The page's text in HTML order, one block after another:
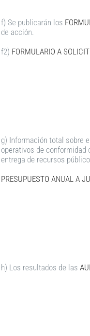
f) Se publicarán los
de acción.
f2) FORMULARIO A
g) Información total sobre
operativos de
entrega de recursos
PRESUPUESTO ANUAL A
h) Los resultados de las